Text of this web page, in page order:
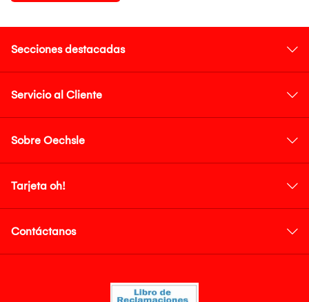
Secciones destacadas
Servicio al Cliente
Sobre Oechsle
Tarjeta oh!
Contáctanos